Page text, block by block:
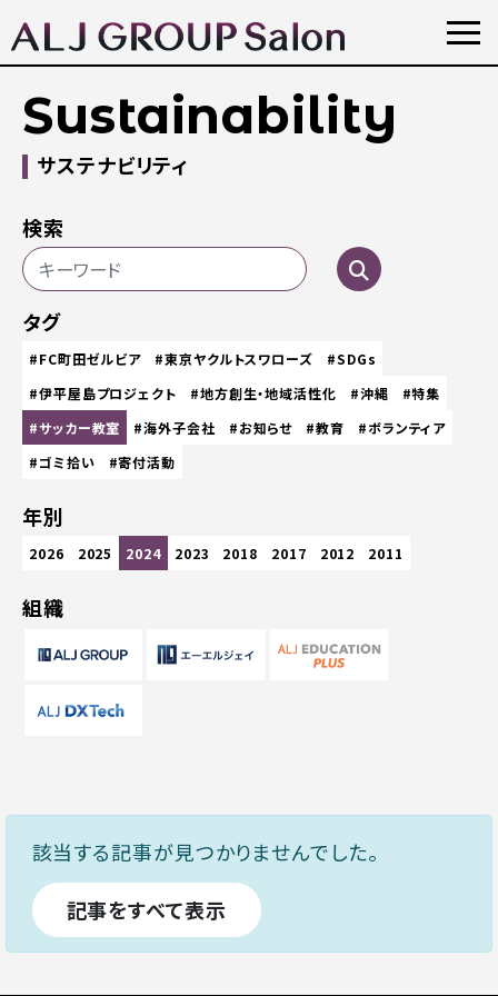
Sustainability
サステナビリティ
検索
タグ
#FC町田ゼルビア #東京ヤクルトスワローズ
#SDGs
#伊平屋島プロジェクト
#地方創生・地域活性化 #沖縄
#特集
#サッカー教室
#海外子会社 #お知らせ #教育
#ボランティア
#ゴミ拾い
#寄付活動
年別
2026 2025 2024 2023 2018 2017 2012 2011
組織
該当する記事が見つかりませんでした。
記事をすべて表示